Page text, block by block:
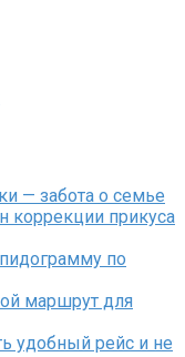
— забота о семье
коррекции прикуса
по
маршрут для
удобный рейс и не